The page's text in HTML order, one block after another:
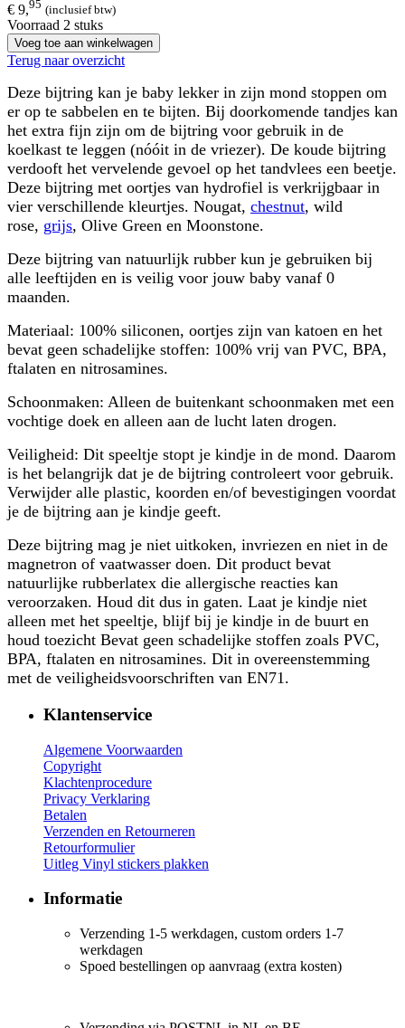
€ 9, 95 (inclusief btw)
Voorraad 2 stuks
Voeg toe aan winkelwagen
Terug naar overzicht
Deze bijtring kan je baby lekker in zijn mond stoppen om
er op te sabbelen en te bijten. Bij doorkomende tandjes kan
het extra fijn zijn om de bijtring voor gebruik in de
koelkast te leggen (nóóit in de vriezer). De koude bijtring
verdooft het vervelende gevoel op het tandvlees een beetje.
Deze bijtring met oortjes van hydrofiel is verkrijgbaar in
vier verschillende kleurtjes. Nougat, chestnut, wild
rose, grijs, Olive Green en Moonstone.
Deze bijtring van natuurlijk rubber kun je gebruiken bij
alle leeftijden en is veilig voor jouw baby vanaf 0
maanden.
Materiaal: 100% siliconen, oortjes zijn van katoen en het
bevat geen schadelijke stoffen: 100% vrij van PVC, BPA,
ftalaten en nitrosamines.
Schoonmaken: Alleen de buitenkant schoonmaken met een
vochtige doek en alleen aan de lucht laten drogen.
Veiligheid: Dit speeltje stopt je kindje in de mond. Daarom
is het belangrijk dat je de bijtring controleert voor gebruik.
Verwijder alle plastic, koorden en/of bevestigingen voordat
je de bijtring aan je kindje geeft.
Deze bijtring mag je niet uitkoken, invriezen en niet in de
magnetron of vaatwasser doen. Dit product bevat
natuurlijke rubberlatex die allergische reacties kan
veroorzaken. Houd dit dus in gaten. Laat je kindje niet
alleen met het speeltje, blijf bij je kindje in de buurt en
houd toezicht Bevat geen schadelijke stoffen zoals PVC,
BPA, ftalaten en nitrosamines. Dit in overeenstemming
met de veiligheidsvoorschriften van EN71.
Klantenservice
Algemene Voorwaarden
Copyright
Klachtenprocedure
Privacy Verklaring
Betalen
Verzenden en Retourneren
Retourformulier
Uitleg Vinyl stickers plakken
Informatie
Verzending 1-5 werkdagen, custom orders 1-7
werkdagen
Spoed bestellingen op aanvraag (extra kosten)